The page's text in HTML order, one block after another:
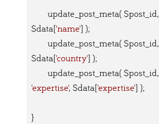
	update_post_meta( $post_id,
$data['name'] );
	update_post_meta( $post_id,
$data['country'] );
'expertise', $data['expertise'] );
}